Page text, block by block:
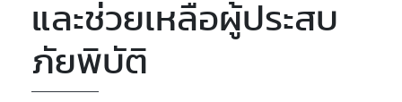
และช่วยเหลือผู้ประสบ
ภัยพิบัติ